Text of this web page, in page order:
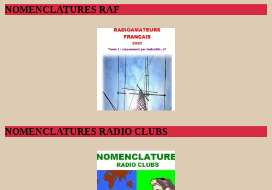
NOMENCLATURES RAF
NOMENCLATURES RADIO CLUBS